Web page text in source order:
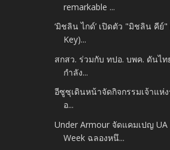
remarkable ...
‘มิชลิน ไกด์’ เปิดตัว "มิชลิน คีย์"
Key)...
สกสว. ร่วมกับ ทปอ. บพค. ดันไท
กำลัง...
อีซูซุเดินหน้าจัดกิจกรรมเจ้าแห่
อ...
Under Armour จัดแคมเปญ UA
Week ฉลองหนึ...